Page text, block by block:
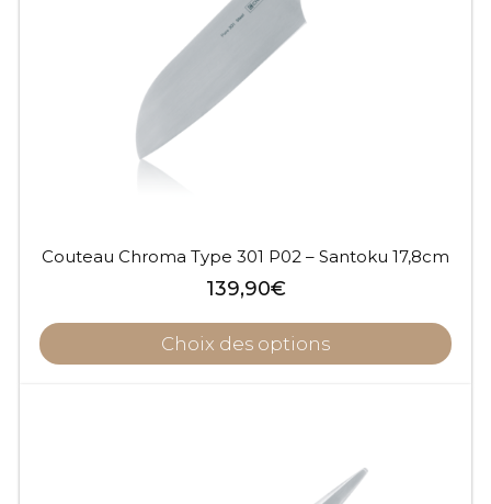
Couteau Chroma Type 301 P02 – Santoku 17,8cm
139,90€
Choix des options